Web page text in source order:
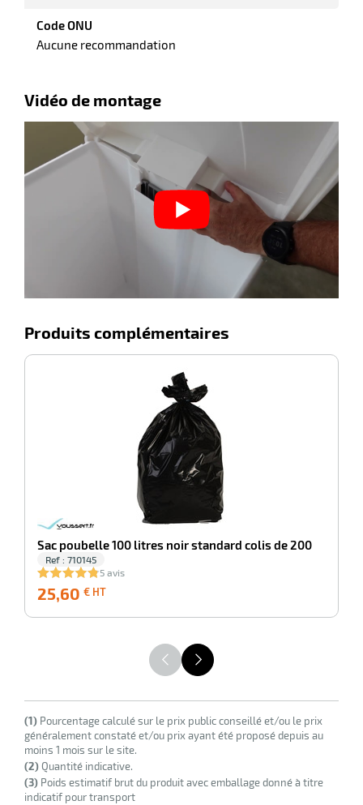
Code ONU
Aucune recommandation
Vidéo de montage
Produits complémentaires
Sac poubelle 100 litres noir standard colis de 200
Ref : 710145
5 avis
25,60 € HT
HT
(1) Pourcentage calculé sur le prix public conseillé et/ou le prix
généralement constaté et/ou prix ayant été proposé depuis au
moins 1 mois sur le site.
(2)Quantité indicative.
(3) Poids estimatif brut du produit avec emballage donné à titre
indicatif pour transport